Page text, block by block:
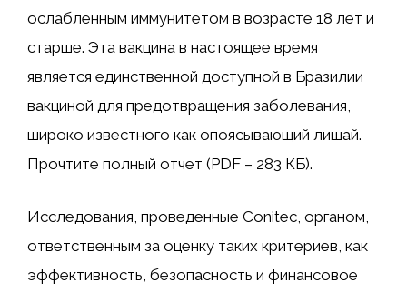
ослабленным иммунитетом в возрасте 18 лет и
старше. Эта вакцина в настоящее время
является единственной доступной в Бразилии
вакциной для предотвращения заболевания,
широко известного как опоясывающий лишай.
Прочтите полный отчет (PDF – 283 КБ).
Исследования, проведенные Conitec, органом,
ответственным за оценку таких критериев, как
эффективность, безопасность и финансовое